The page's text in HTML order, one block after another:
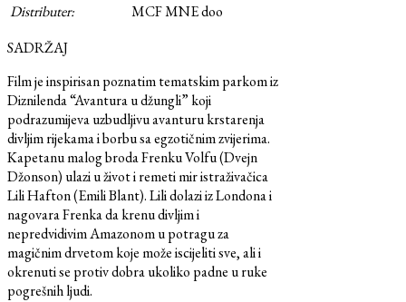
Distributer:
MCF MNE doo
SADRŽAJ
Film je inspirisan poznatim tematskim parkom iz
Diznilenda “Avantura u džungli” koji
podrazumijeva uzbudljivu avanturu krstarenja
divljim rijekama i borbu sa egzotičnim zvijerima.
Kapetanu malog broda Frenku Volfu (Dvejn
Džonson) ulazi u život i remeti mir istraživačica
Lili Hafton (Emili Blant). Lili dolazi iz Londona i
nagovara Frenka da krenu divljim i
nepredvidivim Amazonom u potragu za
magičnim drvetom koje može iscijeliti sve, ali i
okrenuti se protiv dobra ukoliko padne u ruke
pogrešnih ljudi.